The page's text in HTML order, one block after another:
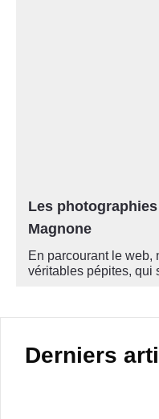
Les
Magnone
En parcourant le web,
véritables pépites, qui
Derniers